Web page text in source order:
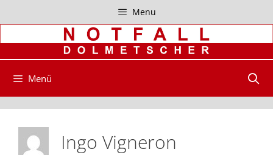
Inhalt
springen
Menu
Menü
Ingo Vigneron